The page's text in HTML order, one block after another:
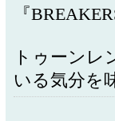
『
トゥーンレ
いる気分を